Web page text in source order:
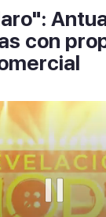
con